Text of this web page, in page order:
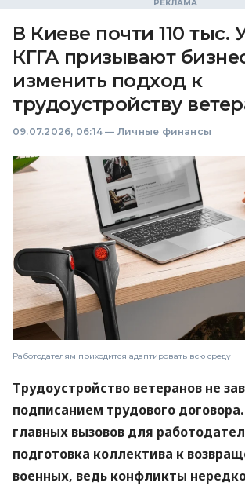
В Киеве почти 110 тыс.
КГГА призывают
изменить подход к
трудоустройству
09.07.2026, 06:14 — Личные финансы
Работодателям приходится адаптировать всю среду
Трудоустройство ветеранов не
подписанием трудового
главных вызовов для
подготовка коллектива к
военных, ведь конфликты